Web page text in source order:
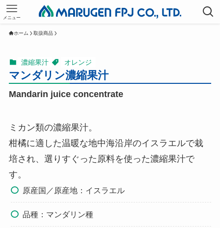
メニュー
ホーム 取扱商品
濃縮果汁 オレンジ
マンダリン濃縮果汁
Mandarin juice concentrate
ミカン類の濃縮果汁。
柑橘に適した温暖な地中海沿岸のイスラエルで栽
培され、選りすぐった原料を使った濃縮果汁で
す。
原産国／原産地：イスラエル
品種：マンダリン種